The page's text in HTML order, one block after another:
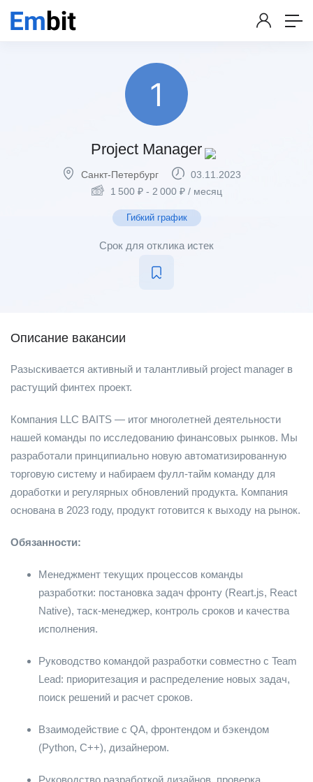
Project Manager
Санкт-Петербург
03.11.2023
1 500 ₽- 2 000 ₽/ месяц
Гибкий график
Срок для отклика истек
Описание вакансии
Разыскивается активный и талантливый project manager в
растущий финтех проект.
Компания LLС BAITS — итог многолетней деятельности
нашей команды по исследованию финансовых рынков. Мы
разработали принципиально новую автоматизированную
торговую систему и набираем фулл-тайм команду для
доработки и регулярных обновлений продукта. Компания
основана в 2023 году, продукт готовится к выходу на рынок.
Обязанности:
Менеджмент текущих процессов команды
разработки: постановка задач фронту (Reart.js, React
Native), таск-менеджер, контроль сроков и качества
исполнения.
Руководство командой разработки совместно с Team
Lead: приоритезация и распределение новых задач,
поиск решений и расчет сроков.
Взаимодействие с QA, фронтендом и бэкендом
(Python, С++), дизайнером.
Руководство разработкой дизайнов, проверка,